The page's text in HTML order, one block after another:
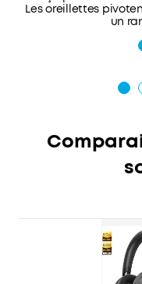
Les oreillettes
un